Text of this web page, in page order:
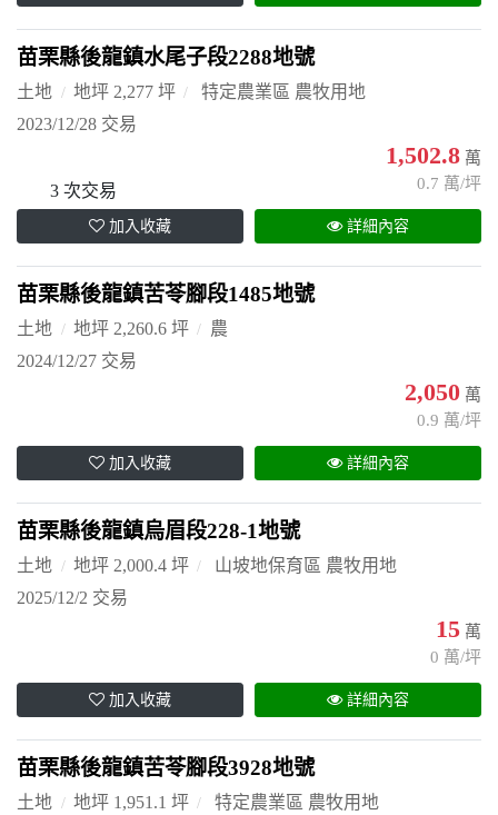
苗栗縣後龍鎮水尾子段2288地號
土地 地坪 2,277 坪
特定農業區 農牧用地
2023/12/28 交易
3 次交易
1,502.8 萬
0.7 萬/坪
加入收藏 詳細內容
苗栗縣後龍鎮苦苓腳段1485地號
土地 地坪 2,260.6 坪
農
2024/12/27 交易
2,050 萬
0.9 萬/坪
加入收藏 詳細內容
苗栗縣後龍鎮烏眉段228-1地號
土地 地坪 2,000.4 坪
山坡地保育區 農牧用地
2025/12/2 交易
15 萬
0 萬/坪
加入收藏 詳細內容
苗栗縣後龍鎮苦苓腳段3928地號
土地 地坪 1,951.1 坪
特定農業區 農牧用地